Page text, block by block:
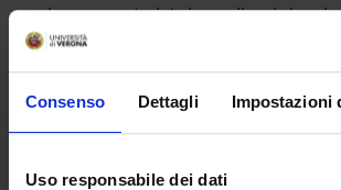
Consenso Dettagli Impostazioni
Uso responsabile dei dati
and your secretariat via email and also
MYUNIVR